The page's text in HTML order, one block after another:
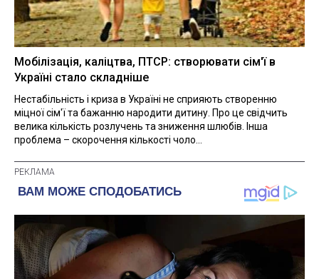
Мобілізація, каліцтва, ПТСР: створювати сім'ї в
Україні стало складніше
Нестабільність і криза в Україні не сприяють створенню
міцної сім'ї та бажанню народити дитину. Про це свідчить
велика кількість розлучень та зниження шлюбів. Інша
проблема – скорочення кількості чоло...